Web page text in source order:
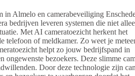
in Almelo en camerabeveiliging
bedrijven leveren systemen die niet
Met AI cameratoezicht herkent het
telefoon of meldkamer. Zo weet je
helpt zo jouw bedrijfspand in
ongewenste bezoekers. Deze slimme
Door deze technologie zijn